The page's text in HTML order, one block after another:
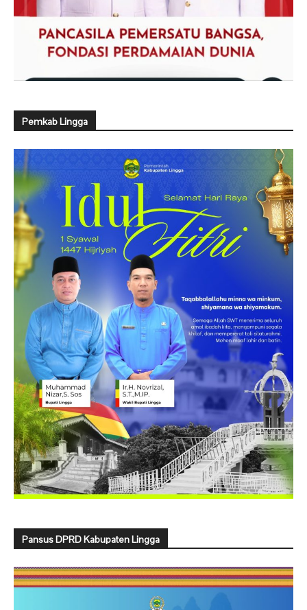
Pemkab Lingga
Pansus DPRD Kabupaten Lingga